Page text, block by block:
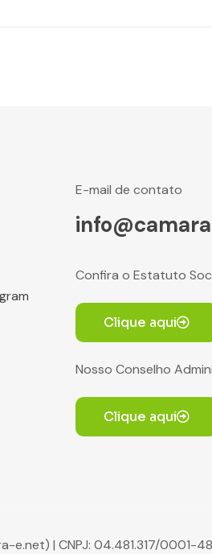
E-mail de contato
Confira o Estatuto
Clique aqui
Nosso Conselho
Clique aqui
e.net) | CNPJ: 04.481.317/